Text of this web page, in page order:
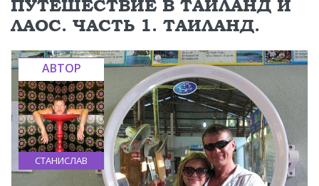
ПУТЕШЕСТВИЕ В ТАИЛАНД И
ЛАОС. ЧАСТЬ 1. ТАИЛАНД.
АВТОР
СТАНИСЛАВ